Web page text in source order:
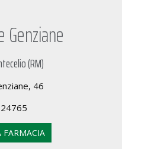
Genziane
(RM)
46
FARMACIA